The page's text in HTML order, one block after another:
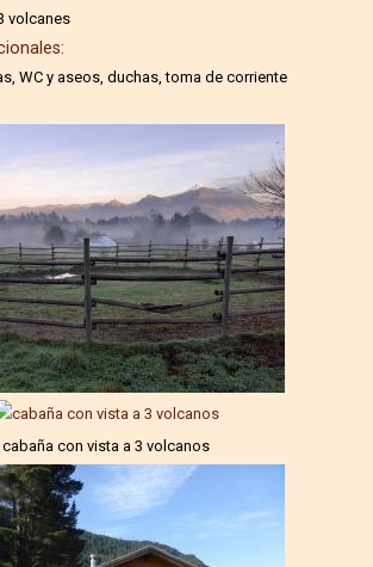
volcanes
WC y aseos, duchas, toma de corriente
cabaña con vista a 3 volcanos